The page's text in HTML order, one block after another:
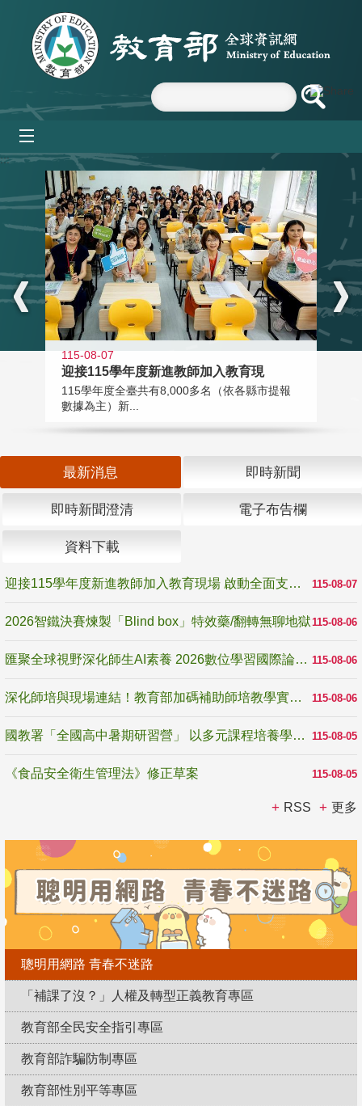
跳到主要內容區塊
:::
115-08-07
迎接115學年度新進教師加入教育現
115學年度全臺共有8,000多名（依各縣市提報
數據為主）新...
最新消息 即時新聞
即時新聞澄清 電子布告欄
資料下載
115-08-07
迎接115學年度新進教師加入教育現場 啟動全面支持陪伴
115-08-06
2026智鐵決賽煉製「Blind box」特效藥/翻轉無聊地獄
115-08-06
匯聚全球視野深化師生AI素養 2026數位學習國際論壇高雄登場
115-08-06
深化師培與現場連結！教育部加碼補助師培教學實踐研究 10月師培國際研討會交流教學實踐經驗
115-08-05
國教署「全國高中暑期研習營」 以多元課程培養學生瞭解誠信專業與倫理價值
115-08-05
《食品安全衛生管理法》修正草案
RSS 更多
聰明用網路 青春不迷路
「補課了沒？」人權及轉型正義教育專區
教育部全民安全指引專區
教育部詐騙防制專區
教育部性別平等專區